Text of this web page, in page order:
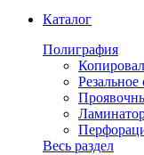
Каталог
Полиграфия
Весь раздел